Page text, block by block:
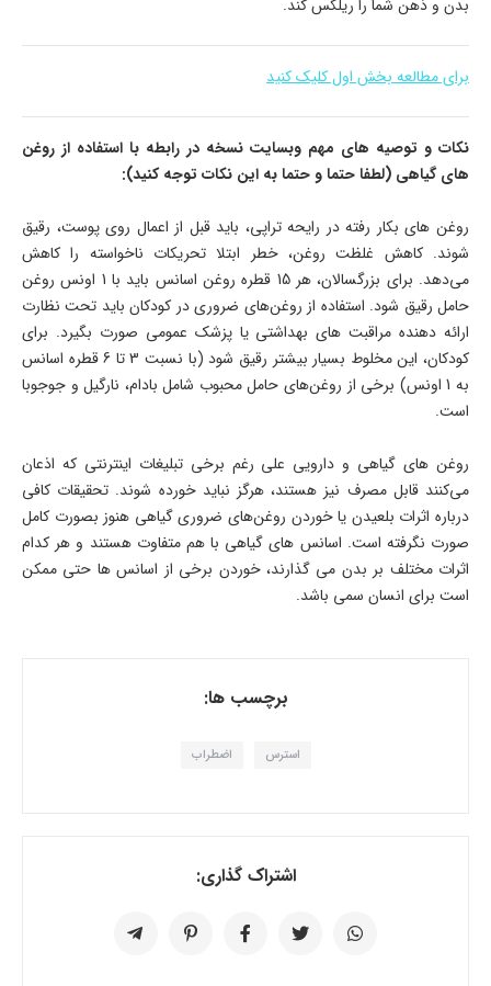
بدن و ذهن شما را ریلکس کند.
برای مطالعه بخش اول کلیک کنید
نکات و توصیه های مهم وبسایت نسخه در رابطه با استفاده از روغن
های گیاهی (لطفا حتما و حتما به این نکات توجه کنید):
روغن های بکار رفته در رایحه تراپی، باید قبل از اعمال روی پوست، رقیق
شوند. کاهش غلظت روغن، خطر ابتلا تحریکات ناخواسته را کاهش
می‌دهد. برای بزرگسالان، هر 15 قطره روغن اسانس باید با 1 اونس روغن
حامل رقیق شود. استفاده از روغن‌های ضروری در کودکان باید تحت نظارت
ارائه دهنده مراقبت های بهداشتی یا پزشک عمومی صورت بگیرد. برای
کودکان، این مخلوط بسیار بیشتر رقیق شود (با نسبت 3 تا 6 قطره اسانس
به 1 اونس) برخی از روغن‌های حامل محبوب شامل بادام، نارگیل و جوجوبا
است.
روغن های گیاهی و دارویی علی رغم برخی تبلیغات اینترنتی که اذعان
می‌کنند قابل مصرف نیز هستند، هرگز نباید خورده شوند. تحقیقات کافی
درباره اثرات بلعیدن یا خوردن روغن‌های ضروری گیاهی هنوز بصورت کامل
صورت نگرفته است. اسانس های گیاهی با هم متفاوت هستند و هر کدام
اثرات مختلف بر بدن می گذارند، خوردن برخی از اسانس ها حتی ممکن
است برای انسان سمی باشد.
برچسب ها:
استرس اضطراب
اشتراک گذاری: